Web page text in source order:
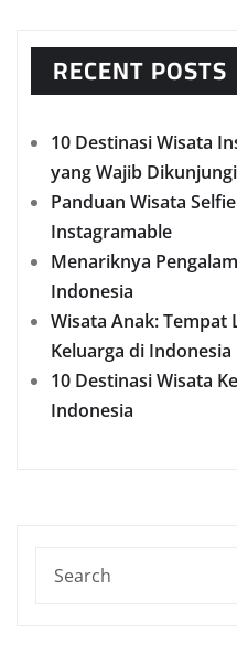
RECENT POSTS
10 Destinasi Wisata
yang Wajib Dikunjungi
Panduan Wisata
Instagramable
Menariknya
Indonesia
Wisata Anak:
Keluarga di Indonesia
10 Destinasi Wisata
Indonesia